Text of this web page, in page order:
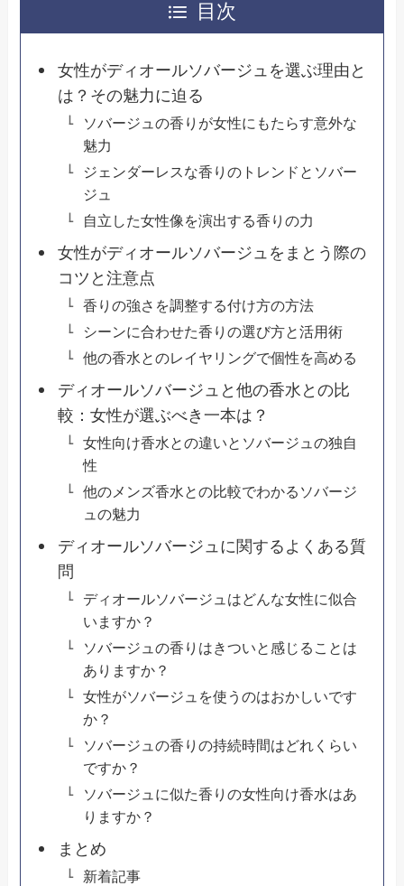
目次
女性がディオールソバージュを選ぶ理由と
は？その魅力に迫る
ソバージュの香りが女性にもたらす意外な
魅力
ジェンダーレスな香りのトレンドとソバー
ジュ
自立した女性像を演出する香りの力
女性がディオールソバージュをまとう際の
コツと注意点
香りの強さを調整する付け方の方法
シーンに合わせた香りの選び方と活用術
他の香水とのレイヤリングで個性を高める
ディオールソバージュと他の香水との比
較：女性が選ぶべき一本は？
女性向け香水との違いとソバージュの独自
性
他のメンズ香水との比較でわかるソバージ
ュの魅力
ディオールソバージュに関するよくある質
問
ディオールソバージュはどんな女性に似合
いますか？
ソバージュの香りはきついと感じることは
ありますか？
女性がソバージュを使うのはおかしいです
か？
ソバージュの香りの持続時間はどれくらい
ですか？
ソバージュに似た香りの女性向け香水はあ
りますか？
まとめ
新着記事